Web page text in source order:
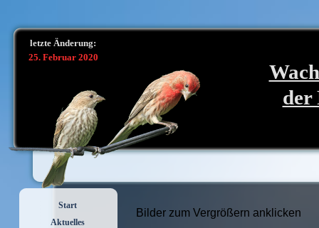
der
letzte Änderung:
25. Februar 2020
Start
Aktuelles
Bilder zum Vergrößern anklicken